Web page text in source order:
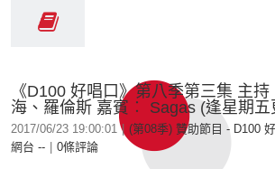
《D100 好唱口》第八季第三集 主
海、羅倫斯 嘉賓︰ Sagas (逢星期五
2017/06/23 19:00:01 | (第08季) 贊助節目 - D100
網台 --
0條評論